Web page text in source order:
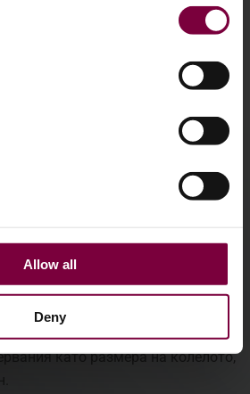
Allow all
Deny
колело, като просто въведете
като размера на колелото,